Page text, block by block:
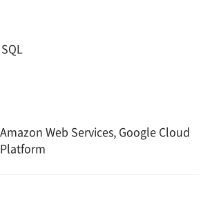
SQL
Amazon Web Services, Google Cloud
Platform